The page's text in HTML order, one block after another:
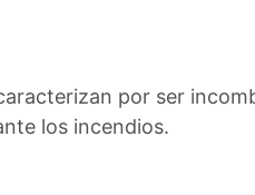
por ser
los incendios.